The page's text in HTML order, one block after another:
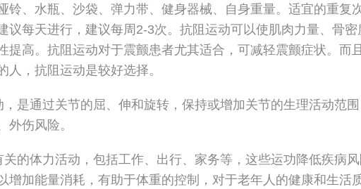
铃、水瓶、沙袋、弹力带、健身器械、自身重量。适宜的重复
议每天进行，建议每周2-3次。抗阻运动可以使肌肉力量、骨
提高。抗阻运动对于震颤患者尤其适合，可减轻震颤症状。而
人，抗阻运动是较好选择。
通过关节的屈、伸和旋转，保持或增加关节的生理活动范围
外伤风险。
体力活动，包括工作、出行、家务等，这些运功降低疾病风
增加能量消耗，有助于体重的控制，对于老年人的健康和生活